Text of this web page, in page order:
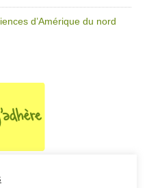
d’Amérique du nord